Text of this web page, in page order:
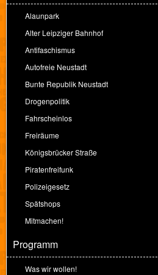
Alaunpark
Alter Leipziger Bahnhof
Antifaschismus
Autofreie Neustadt
Bunte Republik Neustadt
Drogenpolitik
Fahrscheinlos
Freiräume
Königsbrücker Straße
Piratenfreifunk
Polizeigesetz
Spätshops
Mitmachen!
Programm
Was wir wollen!